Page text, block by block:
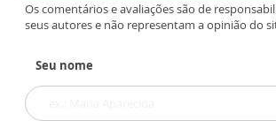
Os comentários e avaliações são de
seus autores e não representam a opinião do
Seu nome